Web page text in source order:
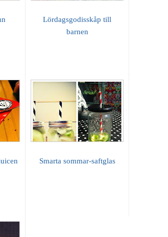
Lördagsgodisskåp till
barnen
Smarta sommar-saftglas